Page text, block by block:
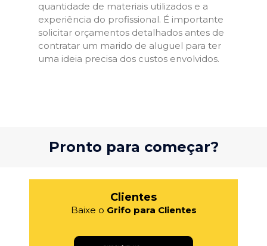
quantidade de materiais utilizados e a
experiência do profissional. É importante
solicitar orçamentos detalhados antes de
contratar um marido de aluguel para ter
uma ideia precisa dos custos envolvidos.
Pronto para começar?
Clientes
Baixe o Grifo para Clientes